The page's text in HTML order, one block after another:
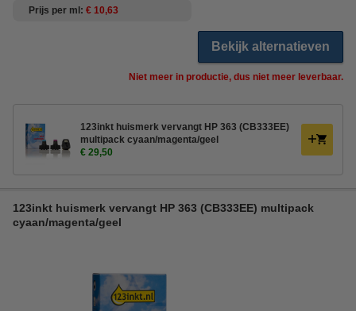
Prijs per ml € 10,63
Bekijk alternatieven
Niet meer in productie, dus niet meer leverbaar.
123inkt huismerk vervangt HP 363 (CB333EE)
multipack cyaan/magenta/geel
€ 29,50
123inkt huismerk vervangt HP 363 (CB333EE) multipack
cyaan/magenta/geel